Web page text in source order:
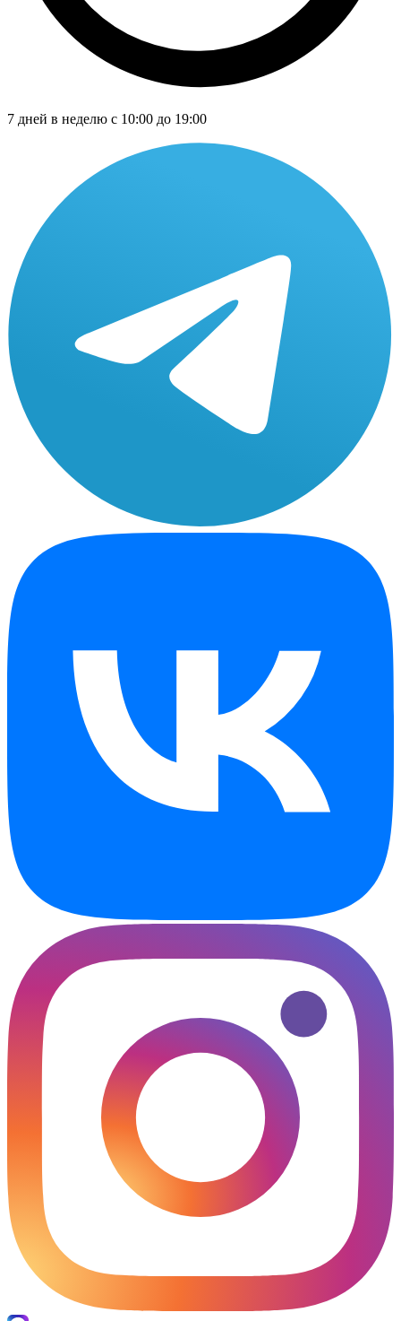
7 дней в неделю с 10:00 до 19:00